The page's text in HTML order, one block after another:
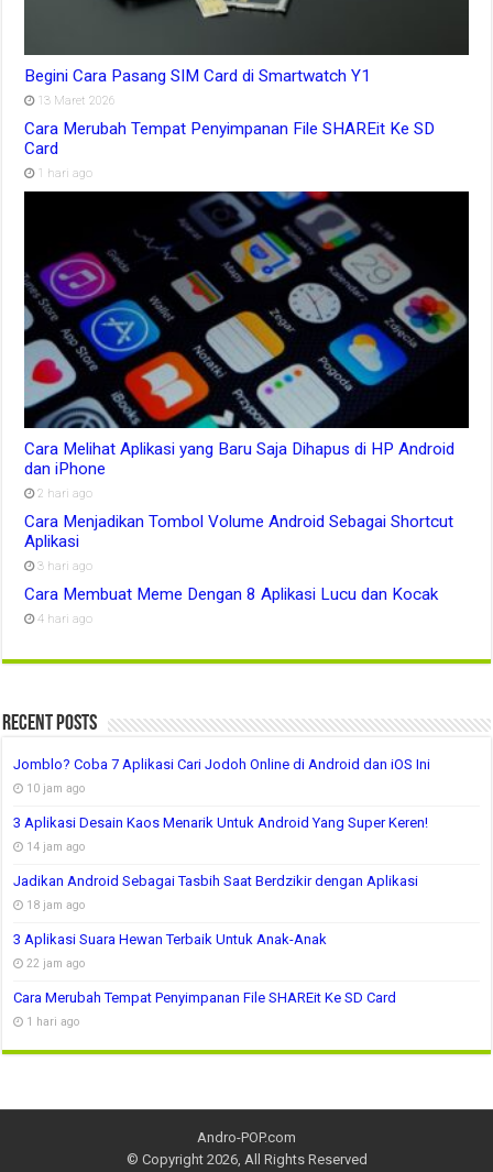
Begini Cara Pasang SIM Card di Smartwatch Y1
13 Maret 2026
Cara Merubah Tempat Penyimpanan File SHAREit Ke SD
Card
1 hari ago
Cara Melihat Aplikasi yang Baru Saja Dihapus di HP Android
dan iPhone
2 hari ago
Cara Menjadikan Tombol Volume Android Sebagai Shortcut
Aplikasi
3 hari ago
Cara Membuat Meme Dengan 8 Aplikasi Lucu dan Kocak
4 hari ago
Recent Posts
Jomblo? Coba 7 Aplikasi Cari Jodoh Online di Android dan iOS Ini
10 jam ago
3 Aplikasi Desain Kaos Menarik Untuk Android Yang Super Keren!
14 jam ago
Jadikan Android Sebagai Tasbih Saat Berdzikir dengan Aplikasi
18 jam ago
3 Aplikasi Suara Hewan Terbaik Untuk Anak-Anak
22 jam ago
Cara Merubah Tempat Penyimpanan File SHAREit Ke SD Card
1 hari ago
Andro-POP.com
© Copyright 2026, All Rights Reserved